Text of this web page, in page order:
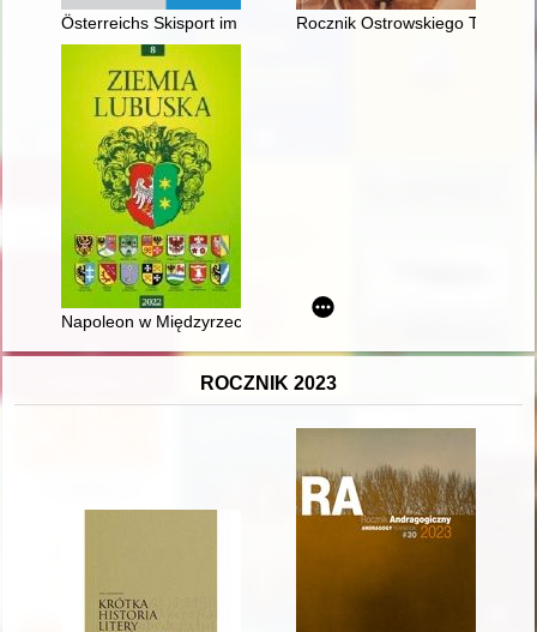
Österreichs Skisport im Nationalsozialismus - recenzja]
Rocznik Ostrowskiego
Napoleon w Międzyrzeczu
ROCZNIK 2023